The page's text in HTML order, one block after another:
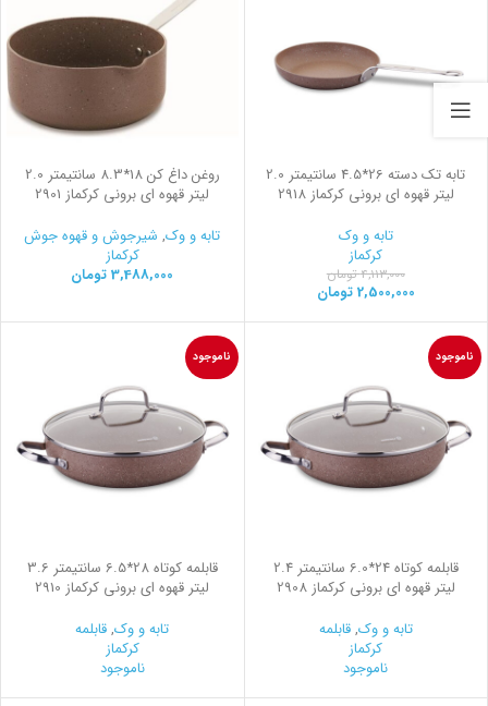
تابه تک دسته 26*4.5 سانتیمتر 2.0
لیتر قهوه ای برونی کرکماز 2918
تابه و وک
کرکماز
4,113,000 تومان
2,500,000 تومان
روغن داغ کن 18*8.3 سانتیمتر 2.0
لیتر قهوه ای برونی کرکماز 2901
تابه و وک, شیرجوش و قهوه جوش
کرکماز
3,488,000 تومان
ناموجود
قابلمه کوتاه 24*6.0 سانتیمتر 2.4
لیتر قهوه ای برونی کرکماز 2908
تابه و وک,قابلمه
کرکماز
ناموجود
ناموجود
قابلمه کوتاه 28*6.5 سانتیمتر 3.6
لیتر قهوه ای برونی کرکماز 2910
تابه و وک,قابلمه
کرکماز
ناموجود